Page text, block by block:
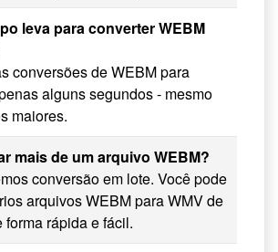
leva para converter WEBM
conversões de WEBM para
alguns segundos - mesmo
maiores.
mais de um arquivo WEBM?
conversão em lote. Você pode
arquivos WEBM para WMV de
forma rápida e fácil.